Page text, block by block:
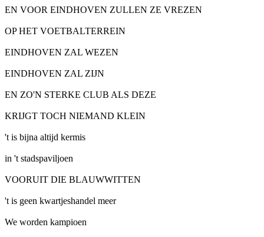
EN VOOR EINDHOVEN ZULLEN ZE VREZEN
OP HET VOETBALTERREIN
EINDHOVEN ZAL WEZEN
EINDHOVEN ZAL ZIJN
EN ZO'N STERKE CLUB ALS DEZE
KRIJGT TOCH NIEMAND KLEIN
't is bijna altijd kermis
in 't stadspaviljoen
VOORUIT DIE BLAUWWITTEN
't is geen kwartjeshandel meer
We worden kampioen